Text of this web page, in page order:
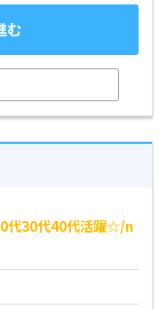
む
代30代40代活躍☆/n